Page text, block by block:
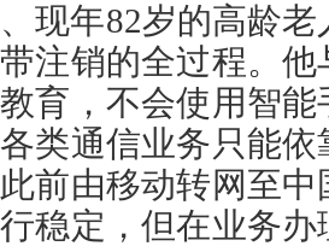
现年82岁的高龄
注销的全过程。
育，不会使用智
类通信业务只能
前由移动转网至
稳定，但在业务